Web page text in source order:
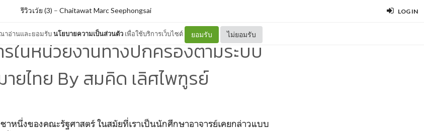
LOG IN
ณาอ่านและยอมรับนโยบายความเป็นส่วนตัว เพื่อใช้บริการเว็บไซต์ ยอมรับ ไม่ยอมรับ
รีวิวเว้ย (3) – Chaitawat Marc Seephongsai
ในหน่วยงานทางปกครองตามระบบ
ยไทย By สมคิด เลิศไพฑูรย์
าหนึ่งของคณะรัฐศาสตร์ ในสมัยที่เราเป็นนักศึกษาอาจารย์เคยกล่าวแบบ